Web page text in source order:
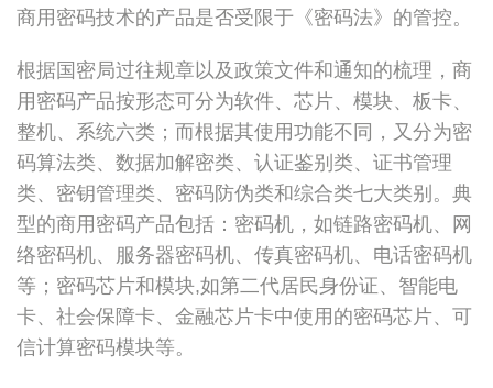
商用密码技术的产品是否受限于《密码法》的管控。
根据国密局过往规章以及政策文件和通知的梳理，商
用密码产品按形态可分为软件、芯片、模块、板卡、
整机、系统六类；而根据其使用功能不同，又分为密
码算法类、数据加解密类、认证鉴别类、证书管理
类、密钥管理类、密码防伪类和综合类七大类别。典
型的商用密码产品包括：密码机，如链路密码机、网
络密码机、服务器密码机、传真密码机、电话密码机
等；密码芯片和模块,如第二代居民身份证、智能电
卡、社会保障卡、金融芯片卡中使用的密码芯片、可
信计算密码模块等。